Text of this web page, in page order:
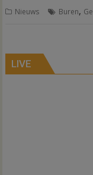
Nieuws Buren,
LIVE